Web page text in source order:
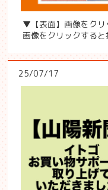
▼【表面】画像をク
画像をクリックする
25/07/17